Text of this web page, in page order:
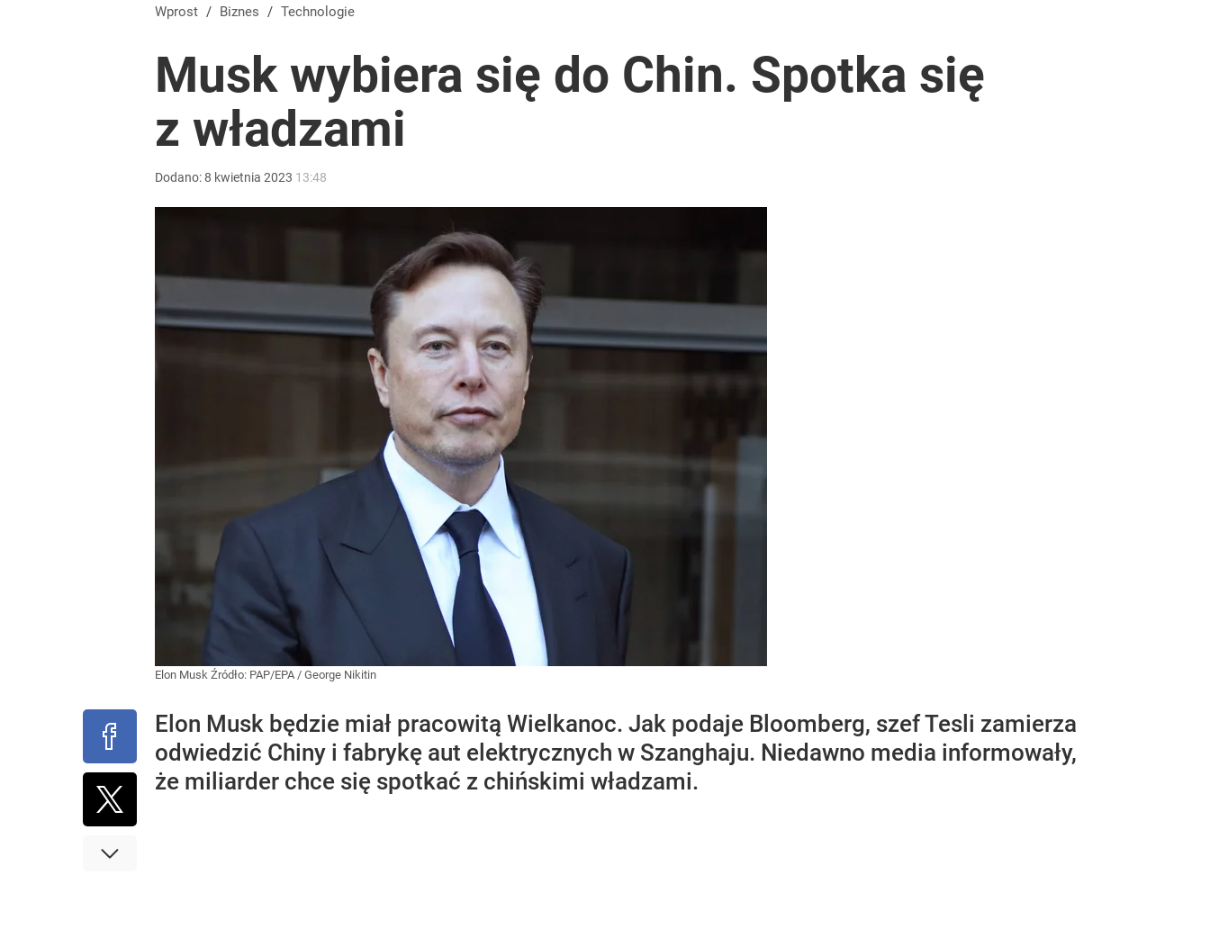
Na taki komunikat kierowcy czekali od dawna. „Optymistyczne wieści”
„Nie chodzi o zemstę”. Mocny apel w sprawie ofiar rzezi wołyńskiej
Kontrole studni przyspieszają. Za pobór wody nawet 7,5 tys. zł kary
Wprost / Biznes / Technologie
Musk wybiera się do Chin. Spotka się
z władzami
Dodano:8 kwietnia 2023 13:48
Elon Musk Źródło: PAP/EPA / George Nikitin
Elon Musk będzie miał pracowitą Wielkanoc. Jak podaje Bloomberg, szef Tesli zamierza
odwiedzić Chiny i fabrykę aut elektrycznych w Szanghaju. Niedawno media informowały,
że miliarder chce się spotkać z chińskimi władzami.